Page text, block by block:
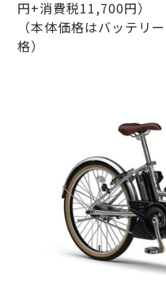
円+消費税11,700円）
（本体価格はバッテリ
格）